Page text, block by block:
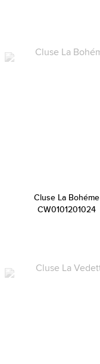
Cluse La Bohéme
CW0101201024